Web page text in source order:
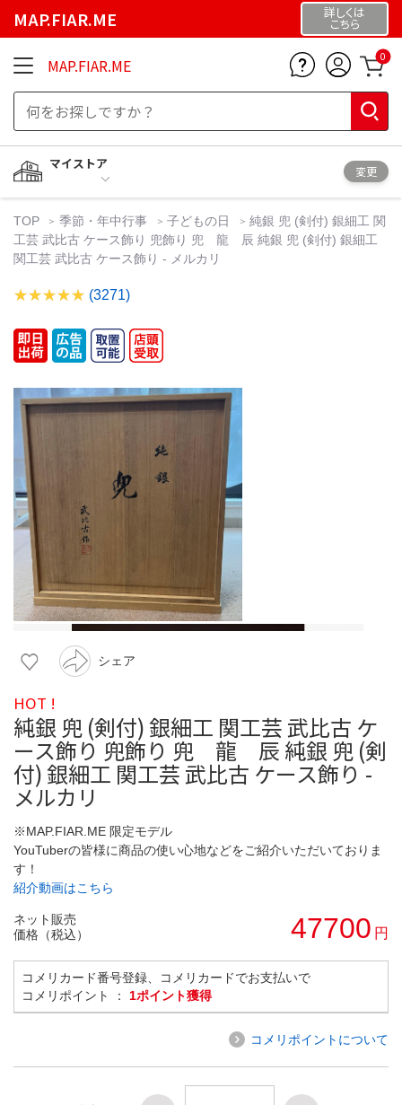
MAP.FIAR.ME 詳しくは
こちら
MAP.FIAR.ME 0
マイストア
変更
TOP 季節・年中行事 子どもの日
純銀 兜 (剣付) 銀細工 関
工芸 武比古 ケース飾り 兜飾り 兜 龍 辰 純銀 兜 (剣付) 銀細工
関工芸 武比古 ケース飾り - メルカリ
(3271)
シェア
HOT !
純銀 兜 (剣付) 銀細工 関工芸 武比古 ケ
ース飾り 兜飾り 兜 龍 辰 純銀 兜 (剣
付) 銀細工 関工芸 武比古 ケース飾り -
メルカリ
※MAP.FIAR.ME 限定モデル
YouTuberの皆様に商品の使い心地などをご紹介いただいておりま
す！
紹介動画はこちら
ネット販売
価格（税込）
47700 円
コメリカード番号登録、コメリカードでお支払いで
コメリポイント ： 1ポイント獲得
コメリポイントについて